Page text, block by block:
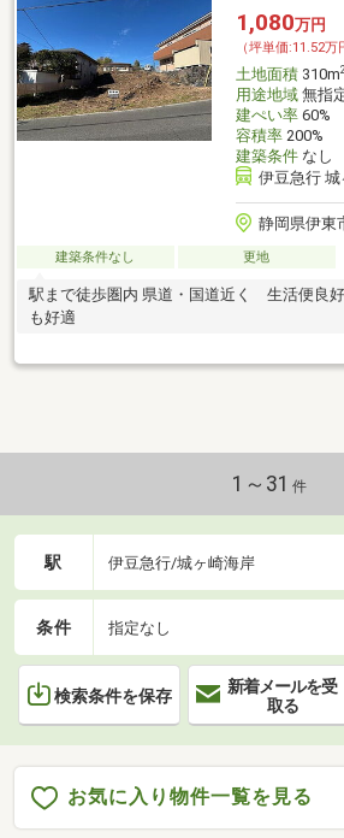
1,080万円
（坪単価:11.52万
土地面積310m2
用途地域無指
建ぺい率60%
容積率200%
建築条件なし
伊豆急行
静岡県伊東
建築条件なし 更地
駅まで徒歩圏内 県道・国道近く 生活便良
も好適
1～31 件
駅 伊豆急行/城ヶ崎海岸
条件 指定なし
検索条件を保存
新着メールを受
取る
お気に入り物件一覧を見る